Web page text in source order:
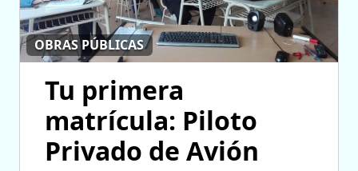
OBRAS PÚBLICAS
Tu primera
matrícula: Piloto
Privado de Avión